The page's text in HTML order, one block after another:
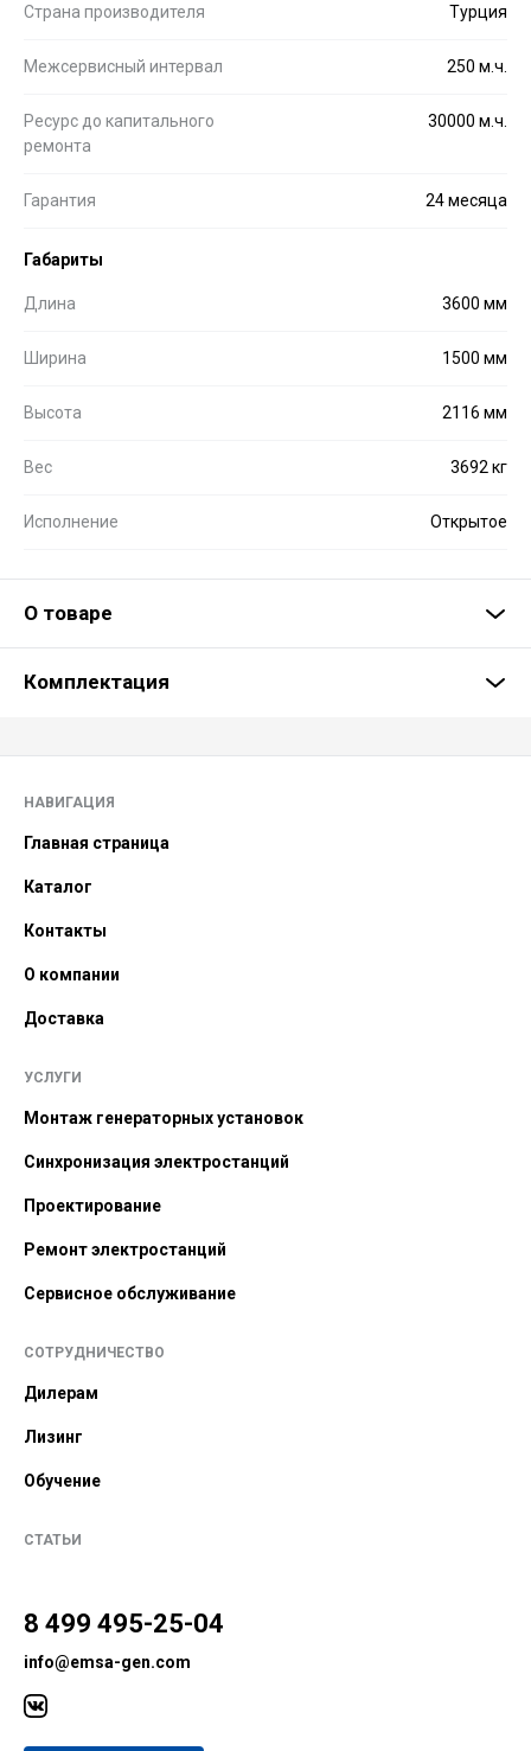
Страна производителя Турция
Межсервисный интервал 250 м.ч.
Ресурс до капитального
ремонта
30000 м.ч.
Гарантия 24 месяца
Габариты
Длина 3600 мм
Ширина 1500 мм
Высота 2116 мм
Вес 3692 кг
Исполнение Открытое
О товаре
Комплектация
НАВИГАЦИЯ
Главная страница
Каталог
Контакты
О компании
Доставка
УСЛУГИ
Монтаж генераторных установок
Синхронизация электростанций
Проектирование
Ремонт электростанций
Сервисное обслуживание
СОТРУДНИЧЕСТВО
Дилерам
Лизинг
Обучение
СТАТЬИ
8 499 495-25-04
info@emsa-gen.com